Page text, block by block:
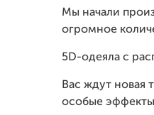
Мы начали
огромное
5D-одеяла с
Вас ждут новая
особые